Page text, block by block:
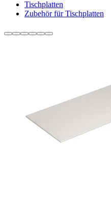
Tischplatten
Zubehör für Tischplatten